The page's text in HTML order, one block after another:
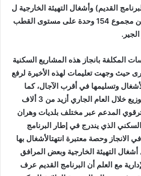
القديم) وأشغال التهيئة الخارجية ل
52 وحدة سكنية مماثلة من مجموع 154 وحدة على مستوى القطب
الجير.
المكلفة بانجاز هذه المشاريع السكنية
حيث وجهت تعليمات لهذه الأخيرة لرفع
وتسليمها في أقرب الآجال، كما
أشير إليه.ومن المرتقب توزيع خلال العام الجاري أزيد من 3 ألاف
المدعم عبر مختلف بلديات وهران
الذي يندرج في إطار البرنامج
الانجاز وحصة معتبرة انتهتالأشغال بها
التهيئة الخارجية وبعض المرافق
مع العلم أن البرنامج القديم عرف